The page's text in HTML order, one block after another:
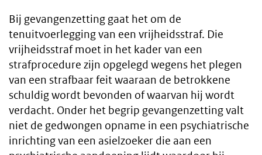
Bij gevangenzetting gaat het om de
tenuitvoerlegging van een vrijheidsstraf. Die
vrijheidsstraf moet in het kader van een
strafprocedure zijn opgelegd wegens het plegen
van een strafbaar feit waaraan de betrokkene
schuldig wordt bevonden of waarvan hij wordt
verdacht. Onder het begrip gevangenzetting valt
niet de gedwongen opname in een psychiatrische
inrichting van een asielzoeker die aan een